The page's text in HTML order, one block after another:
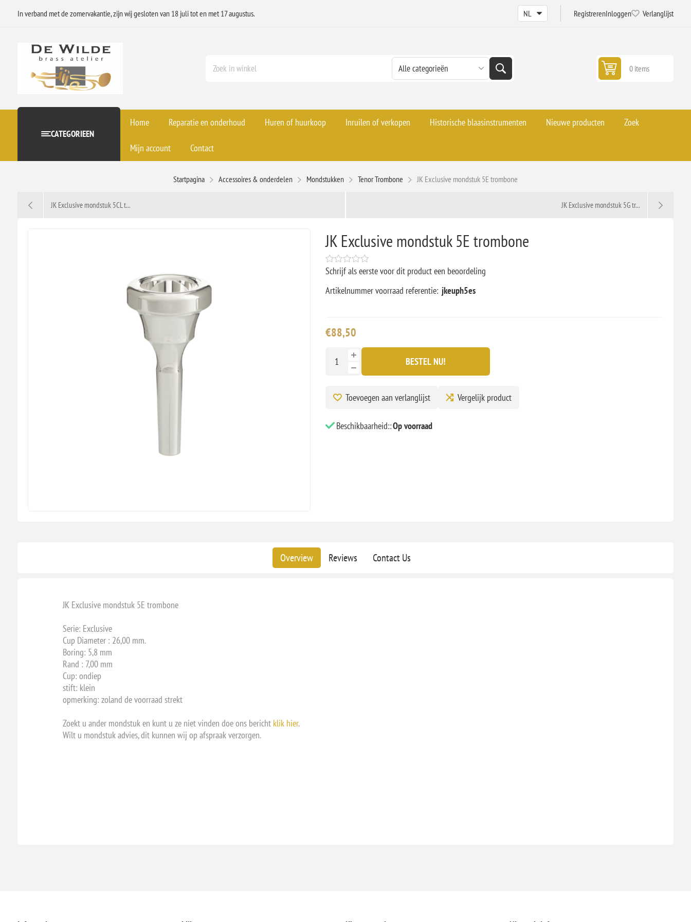
In verband met de zomervakantie, zijn wij gesloten van 18 juli tot en met 17 augustus. RegistrerenInloggen Verlanglijst
0 items
CATEGORIEEN
Home Reparatie en onderhoud Huren of huurkoop Inruilen of verkopen Historische blaasinstrumenten Nieuwe producten Zoek
Mijn account Contact
Startpagina Accessoires & onderdelen Mondstukken Tenor Trombone JK Exclusive mondstuk 5E trombone
JK Exclusive mondstuk 5CL t... JK Exclusive mondstuk 5G tr...
JK Exclusive mondstuk 5E trombone
Schrijf als eerste voor dit product een beoordeling
Artikelnummer voorraad referentie: jkeuph5es
€88,50
BESTEL NU!
Toevoegen aan verlanglijst Vergelijk product
Beschikbaarheid::Op voorraad
Overview Reviews Contact Us
JK Exclusive mondstuk 5E trombone
Serie: Exclusive
Cup Diameter : 26,00 mm.
Boring: 5,8 mm
Rand : 7,00 mm
Cup: ondiep
stift: klein
opmerking: zoland de voorraad strekt
Zoekt u ander mondstuk en kunt u ze niet vinden doe ons bericht klik hier.
Wilt u mondstuk advies, dit kunnen wij op afspraak verzorgen.